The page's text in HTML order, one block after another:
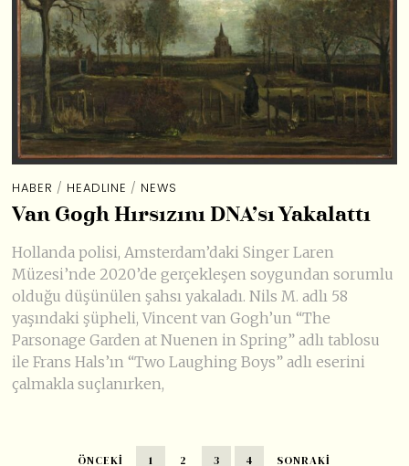
HABER / HEADLINE / NEWS
Van Gogh Hırsızını DNA’sı Yakalattı
Hollanda polisi, Amsterdam’daki Singer Laren
Müzesi’nde 2020’de gerçekleşen soygundan sorumlu
olduğu düşünülen şahsı yakaladı. Nils M. adlı 58
yaşındaki şüpheli, Vincent van Gogh’un “The
Parsonage Garden at Nuenen in Spring” adlı tablosu
ile Frans Hals’ın “Two Laughing Boys” adlı eserini
çalmakla suçlanırken,
ÖNCEKI 1 2 3 4 SONRAKI